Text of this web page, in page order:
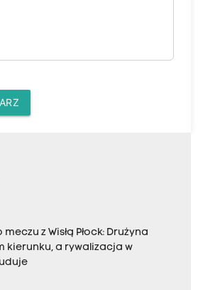
z Wisłą Płock: Drużyna
kierunku, a rywalizacja w